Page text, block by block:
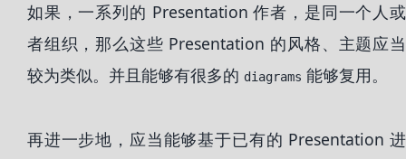
如果，一系列的 Presentation 作者，是同一个人或
者组织，那么这些 Presentation 的风格、主题应当
较为类似。并且能够有很多的 diagrams 能够复用。
再进一步地，应当能够基于已有的 Presentation 进